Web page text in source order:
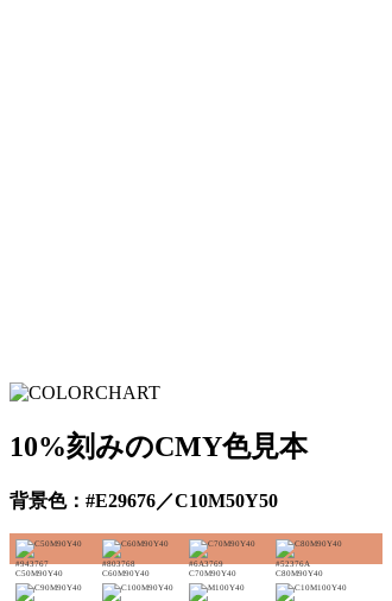
10%刻みのCMY色見本
背景色：#E29676／C10M50Y50
#943767
C50M90Y40
#803768
C60M90Y40
#6A3769
C70M90Y40
#52376A
C80M90Y40